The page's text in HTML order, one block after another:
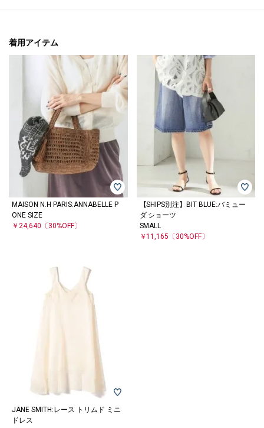
着用アイテム
MAISON N.H PARIS:ANNABELLE P
ONE SIZE
￥24,640 〔30%OFF〕
【SHIPS別注】BIT BLUE:バミュー
ダ ショーツ
SMALL
￥11,165 〔30%OFF〕
JANE SMITH:レース トリムド ミニ
ドレス